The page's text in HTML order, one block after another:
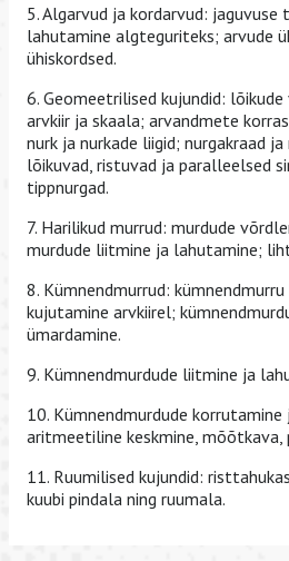
5. Algarvud ja kordarvud: jaguvuse
lahutamine algteguriteks; arvude
ühiskordsed.
6. Geomeetrilised kujundid:
arvkiir ja skaala; arvandmete
nurk ja nurkade liigid; nurgakraad
lõikuvad, ristuvad ja paralleelsed
tippnurgad.
7. Harilikud murrud: murdude
murdude liitmine ja lahutamine;
8. Kümnendmurrud:
kujutamine arvkiirel;
ümardamine.
9. Kümnendmurdude liitmine ja
10. Kümnendmurdude korrutamine
aritmeetiline keskmine, mõõtkava,
11. Ruumilised kujundid:
kuubi pindala ning ruumala.